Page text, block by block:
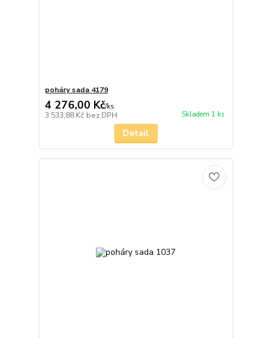
poháry sada 4179
4 276,00 Kč/ks
3 533,88 Kč bez DPH Skladem 1 ks
Detail